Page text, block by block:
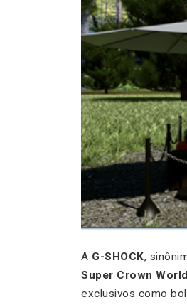
A G-SHOCK,
Super Crown
exclusivos como